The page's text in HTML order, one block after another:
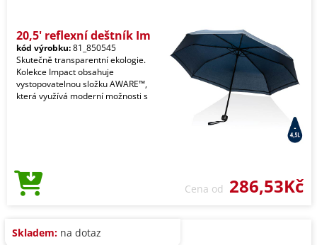
20,5' reflexní deštník Im
kód výrobku:81_850545
Skutečně transparentní ekologie.
Kolekce Impact obsahuje
vystopovatelnou složku AWARE™,
která využívá moderní možnosti s
Cena od 286,53Kč
Skladem: na dotaz